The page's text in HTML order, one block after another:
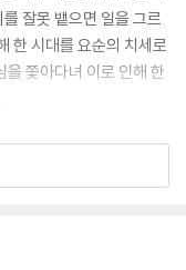
잘못 뱉으면 일을 그르
한 시대를 요순의 치세로
을 쫓아다녀 이로 인해 한
사사로움을 없애므로 행